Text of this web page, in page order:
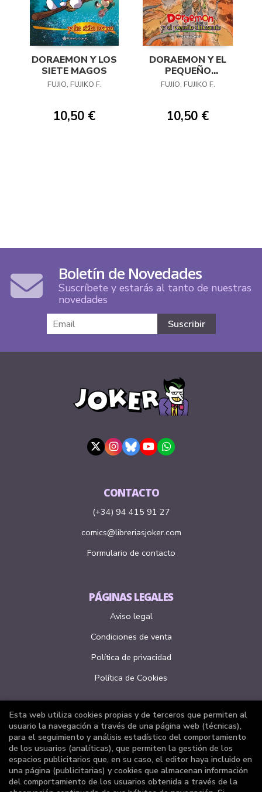
DORAEMON Y LOS
SIETE MAGOS
FUJIO, FUJIKO F.
10,50 €
DORAEMON Y EL
PEQUEÑO
DINOSAURIO
FUJIO, FUJIKO F.
10,50 €
Boletín de Novedades
Suscríbete y estarás al tanto de nuestras
novedades
CONTACTO
(+34) 94 415 91 27
comics@libreriasjoker.com
Formulario de contacto
PÁGINAS LEGALES
Aviso legal
Condiciones de venta
Política de privacidad
Política de Cookies
ATENCIÓN AL CLIENTE
Quiénes somos
Pedidos especiales
Formulario de desistimiento
Esta web utiliza cookies propias y de terceros que permiten al
usuario la navegación a través de una página web (técnicas),
para el seguimiento y análisis estadístico del comportamiento
de los usuarios (analíticas), que permiten la gestión de los
espacios publicitarios que, en su caso, el editor haya incluido en
una página (publicitarias) y cookies que almacenan información
del comportamiento de los usuarios obtenida a través de la